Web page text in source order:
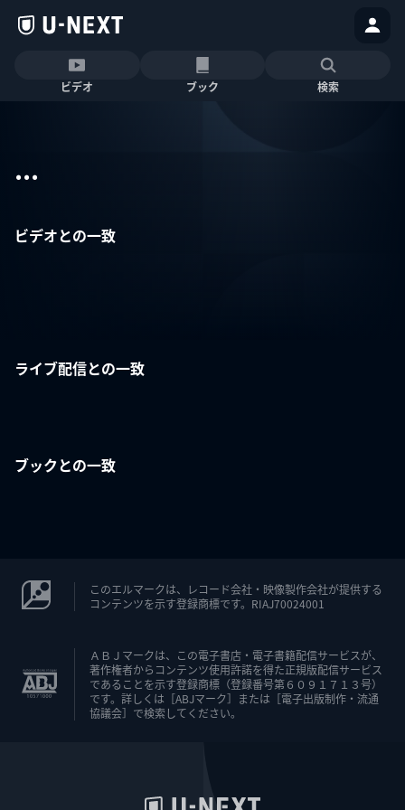
ビデオ ブック 検索
...
ビデオとの一致
ライブ配信との一致
ブックとの一致
このエルマークは、レコード会社・映像製作会社が提供する
コンテンツを示す登録商標です。RIAJ70024001
ＡＢＪマークは、この電子書店・電子書籍配信サービスが、
著作権者からコンテンツ使用許諾を得た正規版配信サービス
であることを示す登録商標（登録番号第６０９１７１３号）
です。詳しくは［ABJマーク］または［電子出版制作・流通
協議会］で検索してください。